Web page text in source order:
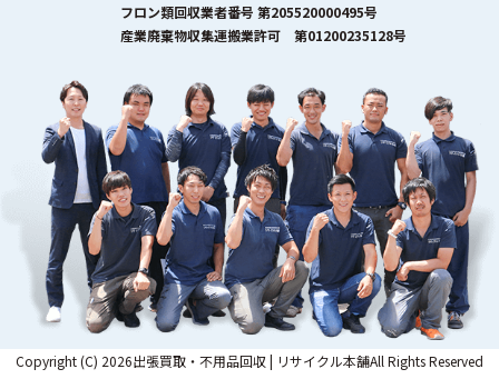
フロン類回収業者番号 第205520000495号
産業廃棄物収集運搬業許可 第01200235128号
Copyright (C) 2026出張買取・不用品回収 | リサイクル本舗All Rights Reserved